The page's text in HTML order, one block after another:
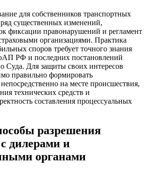
для собственников транспортных
ряд существенных изменений,
фиксации правонарушений и регламент
организациями. Практика
споров требует точного знания
РФ и последних постановлений
Суда. Для защиты своих интересов
правильно формировать
на месте происшествия,
технических средств и
составления процессуальных
разрешения
дилерами и
органами